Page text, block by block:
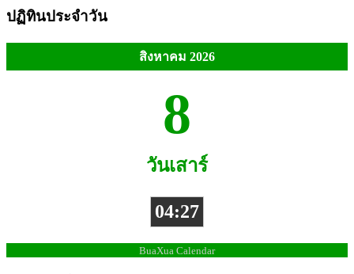
ปฏิทินประจำวัน
สิงหาคม 2026
8
วันเสาร์
04:27
BuaXua Calendar